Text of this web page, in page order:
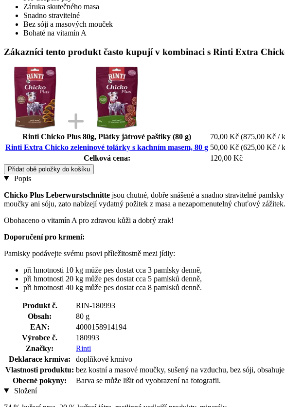
Záruka skutečného masa
Snadno stravitelné
Bez sóji a masových mouček
Bohaté na vitamín A
Zákazníci tento produkt často kupují v kombinaci s Rinti Extra
Rinti Chicko Plus 80g, Plátky játrové paštiky (80 g) 70,00 Kč (875,00 Kč /
Rinti Extra Chicko zeleninové tolárky s kachním masem, 80 g 50,00 Kč (625,00 Kč /
Celková cena:
120,00 Kč
Přidat obě položky do košíku
Popis
Chicko Plus Leberwurstschnitte jsou chutné, dobře snášené a snadno stravitelné
moučky ani sóju, zato nabízejí vydatný požitek z masa a nezapomenutelný chuťový zážitek.
Obohaceno o vitamín A pro zdravou kůži a dobrý zrak!
Doporučení pro krmení:
Pamlsky podávejte svému psovi příležitostně mezi jídly:
při hmotnosti 10 kg může pes dostat cca 3 pamlsky denně,
při hmotnosti 20 kg může pes dostat cca 5 pamlsků denně,
při hmotnosti 40 kg může pes dostat cca 8 pamlsků denně.
Produkt č.
RIN-180993
Obsah:
80 g
EAN:
4000158914194
Výrobce č.
180993
Značky:
Rinti
Deklarace krmiva:
doplňkové krmivo
Vlastnosti produktu: bez kostní a masové moučky, sušený na vzduchu, bez sóji,
Obecné pokyny:
Barva se může lišit od vyobrazení na fotografii.
Složení